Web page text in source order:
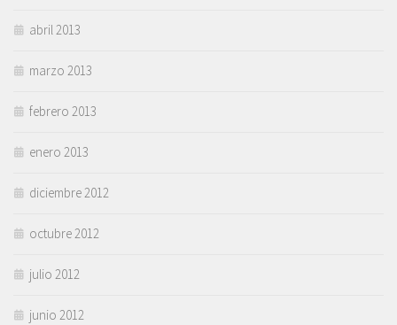
abril 2013
marzo 2013
febrero 2013
enero 2013
diciembre 2012
octubre 2012
julio 2012
junio 2012